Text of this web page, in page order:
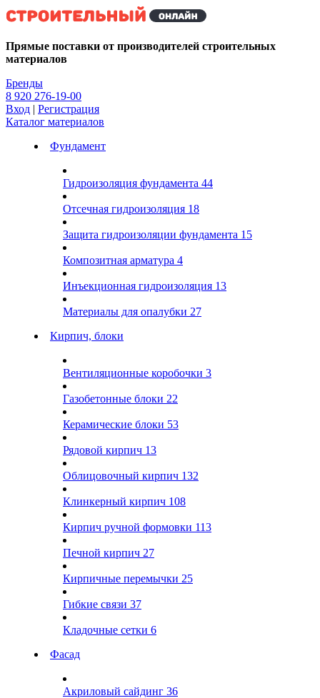
Kg
Прямые поставки от производителей строительных
материалов
Бренды
8 920 276-19-00
Вход | Регистрация
Каталог материалов
Фундамент
Гидроизоляция фундамента 44
Отсечная гидроизоляция 18
Защита гидроизоляции фундамента 15
Композитная арматура 4
Инъекционная гидроизоляция 13
Материалы для опалубки 27
Кирпич, блоки
Вентиляционные коробочки 3
Газобетонные блоки 22
Керамические блоки 53
Рядовой кирпич 13
Облицовочный кирпич 132
Клинкерный кирпич 108
Кирпич ручной формовки 113
Печной кирпич 27
Кирпичные перемычки 25
Гибкие связи 37
Кладочные сетки 6
Фасад
Акриловый сайдинг 36